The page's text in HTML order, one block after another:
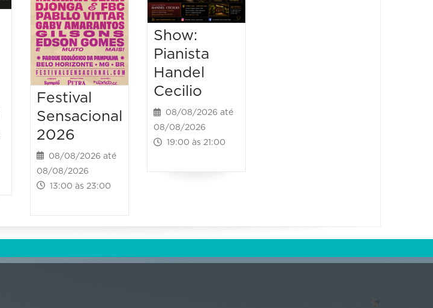
Festival
Sensacional
2026
08/08/2026 até
08/08/2026
13:00 às 23:00
Show:
Pianista
Handel
Cecilio
08/08/2026 até
08/08/2026
19:00 às 21:00